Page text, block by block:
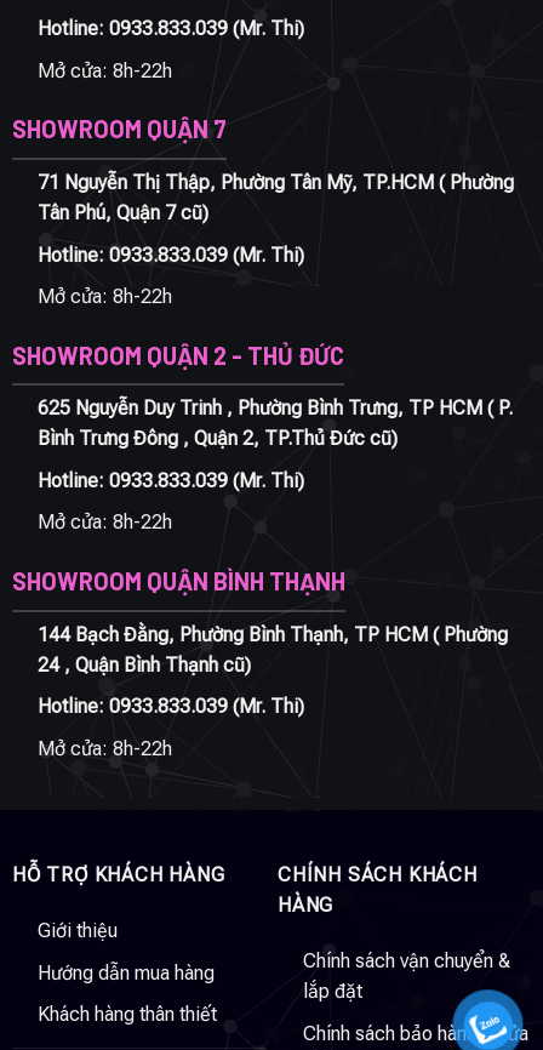
Hotline: 0933.833.039(Mr. Thi)
Mở cửa: 8h-22h
SHOWROOM QUẬN 7
71 Nguyễn Thị Thập, Phường Tân Mỹ, TP.HCM ( Phường
Tân Phú, Quận 7 cũ)
Hotline: 0933.833.039(Mr. Thi)
Mở cửa: 8h-22h
SHOWROOM QUẬN 2 - THỦ ĐỨC
625 Nguyễn Duy Trinh , Phường Bình Trưng, TP HCM ( P.
Bình Trưng Đông , Quận 2, TP.Thủ Đức cũ)
Hotline: 0933.833.039(Mr. Thi)
Mở cửa: 8h-22h
SHOWROOM QUẬN BÌNH THẠNH
144 Bạch Đằng, Phường Bình Thạnh, TP HCM ( Phường
24 , Quận Bình Thạnh cũ)
Hotline: 0933.833.039(Mr. Thi)
Mở cửa: 8h-22h
HỖ TRỢ KHÁCH HÀNG
Giới thiệu
Hướng dẫn mua hàng
Khách hàng thân thiết
CHÍNH SÁCH KHÁCH
HÀNG
Chính sách vận chuyển &
lắp đặt
Chính sách bảo hành & sửa